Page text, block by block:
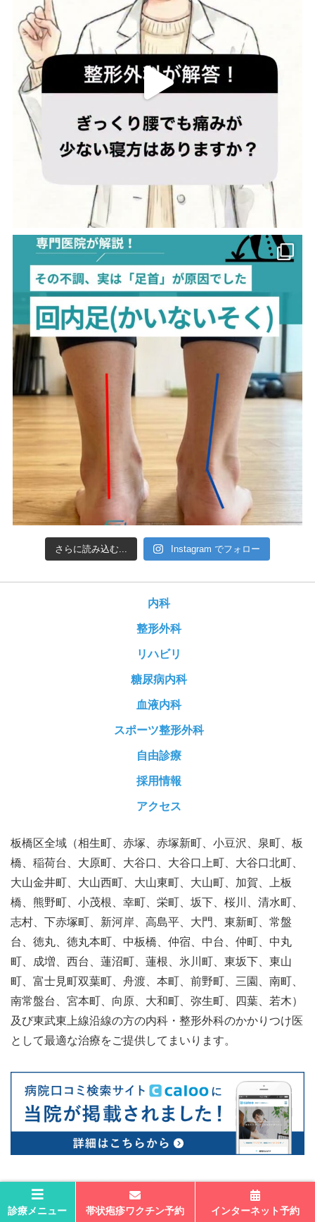
さらに読み込む... Instagram でフォロー
内科
整形外科
リハビリ
糖尿病内科
血液内科
スポーツ整形外科
自由診療
採用情報
アクセス
板橋区全域（相生町、赤塚、赤塚新町、小豆沢、泉町、板
橋、稲荷台、大原町、大谷口、大谷口上町、大谷口北町、
大山金井町、大山西町、大山東町、大山町、加賀、上板
橋、熊野町、小茂根、幸町、栄町、坂下、桜川、清水町、
志村、下赤塚町、新河岸、高島平、大門、東新町、常盤
台、徳丸、徳丸本町、中板橋、仲宿、中台、仲町、中丸
町、成増、西台、蓮沼町、蓮根、氷川町、東坂下、東山
町、富士見町双葉町、舟渡、本町、前野町、三園、南町、
南常盤台、宮本町、向原、大和町、弥生町、四葉、若木）
及び東武東上線沿線の方の内科・整形外科のかかりつけ医
として最適な治療をご提供してまいります。
診療メニュー 帯状疱疹ワクチン予約 インターネット予約